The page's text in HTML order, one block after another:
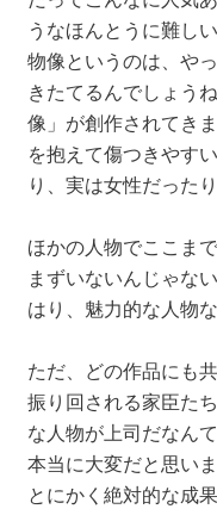
うなほんとうに難し
物像というのは、や
きたてるんでしょう
像」が創作されてき
を抱えて傷つきやす
り、実は女性だった
ほかの人物でここま
まずいないんじゃな
はり、魅力的な人物
ただ、どの作品にも
振り回される家臣た
な人物が上司だなん
本当に大変だと思い
とにかく絶対的な成